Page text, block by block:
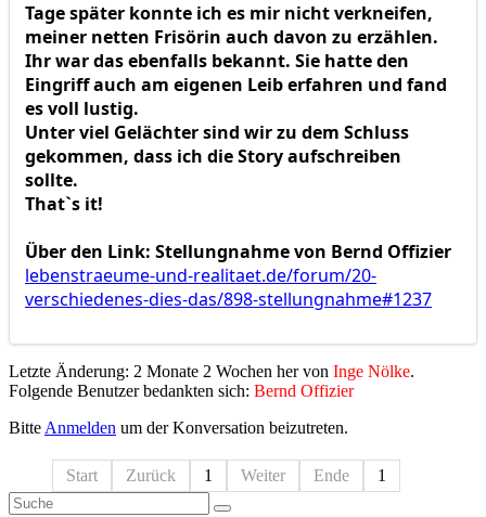
Tage später konnte ich es mir nicht verkneifen,
meiner netten Frisörin auch davon zu erzählen.
Ihr war das ebenfalls bekannt. Sie hatte den
Eingriff auch am eigenen Leib erfahren und fand
es voll lustig.
Unter viel Gelächter sind wir zu dem Schluss
gekommen, dass ich die Story aufschreiben
sollte.
That`s it!
Über den Link: Stellungnahme von Bernd Offizier
lebenstraeume-und-realitaet.de/forum/20-
verschiedenes-dies-das/898-stellungnahme#1237
Letzte Änderung: 2 Monate 2 Wochen her von Inge Nölke.
Folgende Benutzer bedankten sich: Bernd Offizier
BitteAnmelden um der Konversation beizutreten.
Start Zurück 1 Weiter Ende 1